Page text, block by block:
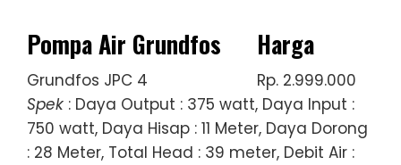
Pompa Air Grundfos Harga
Grundfos JPC 4
Rp. 2.999.000
Spek : Daya Output : 375 watt, Daya Input :
750 watt, Daya Hisap : 11 Meter, Daya Dorong
: 28 Meter, Total Head : 39 meter, Debit Air :